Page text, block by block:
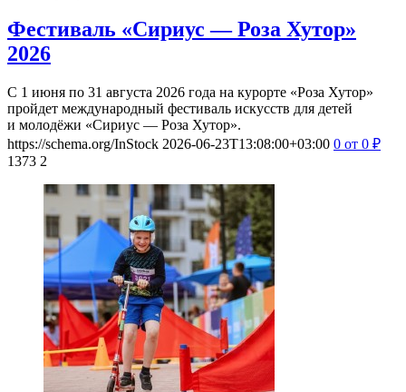
Фестиваль «Сириус — Роза Хутор»
2026
С 1 июня по 31 августа 2026 года на курорте «Роза Хутор»
пройдет международный фестиваль искусств для детей
и молодёжи «Сириус — Роза Хутор».
https://schema.org/InStock 2026-06-23T13:08:00+03:00 0 от 0 ₽
1373 2